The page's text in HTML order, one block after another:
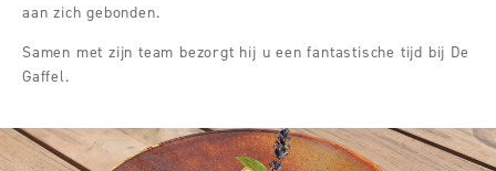
aan zich gebonden.
Samen met zijn team bezorgt hij u een fantastische tijd bij De
Gaffel.